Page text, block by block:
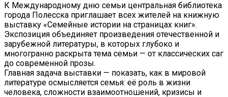
К Международному дню семьи центральная библиотека
города Полесска приглашает всех жителей на книжную
выставку «Семейные истории на страницах книг».
Экспозиция объединяет произведения отечественной и
зарубежной литературы, в которых глубоко и
многогранно раскрыта тема семьи — от классических саг
до современной прозы.
Главная задача выставки — показать, как в мировой
литературе осмысляется семья: её роль в жизни
человека, сложности взаимоотношений, кризисы и